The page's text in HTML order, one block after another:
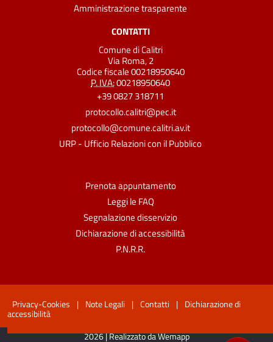
Amministrazione trasparente
CONTATTI
Comune di Calitri
Via Roma, 2
Codice fiscale 00218950640
P. IVA:00218950640
+39 0827 318711
protocollo.calitri@pec.it
protocollo@comune.calitri.av.it
URP - Ufficio Relazioni con il Pubblico
Prenota appuntamento
Leggi le FAQ
Segnalazione disservizio
Dichiarazione di accessibilità
P.N.R.R.
Privacy-Cookies | Note Legali | Contatti | Dichiarazione di
accessibilità
2026 | Realizzato da Wemapp